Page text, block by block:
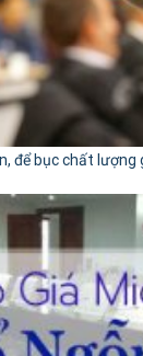
để bục chất lượng